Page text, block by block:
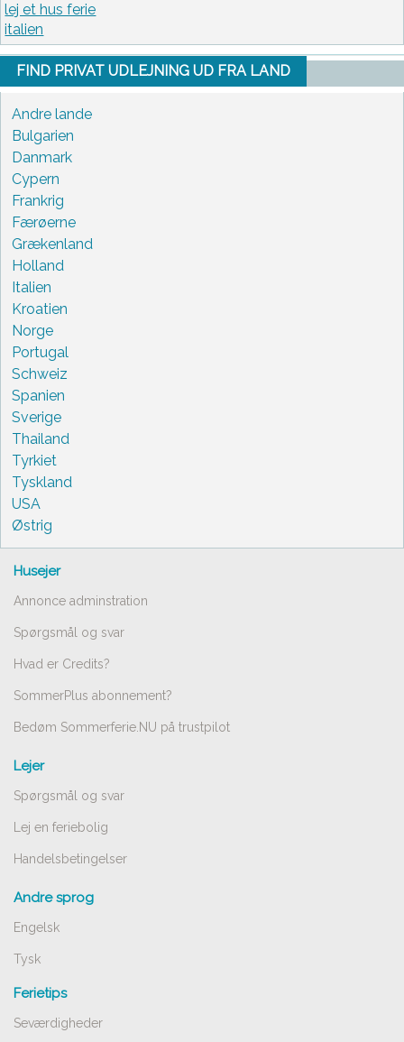
lej et hus ferie
italien
FIND PRIVAT UDLEJNING UD FRA LAND
Andre lande
Bulgarien
Danmark
Cypern
Frankrig
Færøerne
Grækenland
Holland
Italien
Kroatien
Norge
Portugal
Schweiz
Spanien
Sverige
Thailand
Tyrkiet
Tyskland
USA
Østrig
Husejer
Annonce adminstration
Spørgsmål og svar
Hvad er Credits?
SommerPlus abonnement?
Bedøm Sommerferie.NU på trustpilot
Lejer
Spørgsmål og svar
Lej en feriebolig
Handelsbetingelser
Andre sprog
Engelsk
Tysk
Ferietips
Seværdigheder